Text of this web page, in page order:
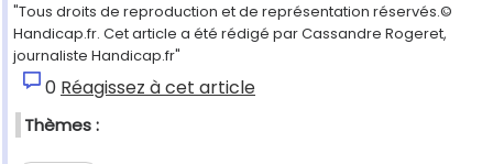
"Tous droits de reproduction et de représentation réservés.©
Handicap.fr. Cet article a été rédigé par Cassandre Rogeret,
journaliste Handicap.fr"
0 Réagissez à cet article
Thèmes :